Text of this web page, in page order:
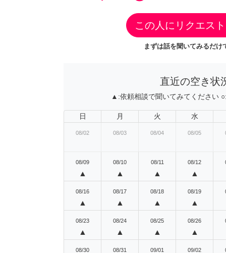
この人にリクエス
まずは話を聞いてみるだけ
直近の空き状
▲:依頼相談で聞いてみてください ○:
日 月 火 水
08/02 08/03 08/04 08/05
08/09
▲
08/10
▲
08/11
▲
08/12
▲
08/16
▲
08/17
▲
08/18
▲
08/19
▲
08/23
▲
08/24
▲
08/25
▲
08/26
▲
08/30 08/31 09/01 09/02